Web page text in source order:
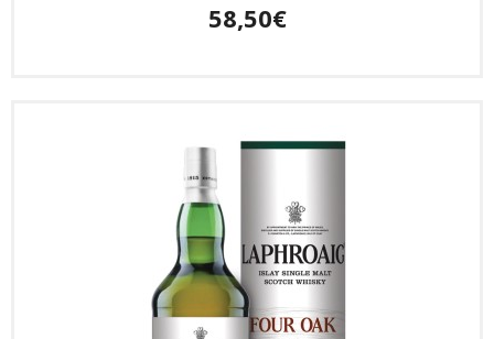
58,50€